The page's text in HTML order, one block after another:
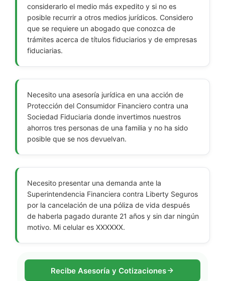
considerarlo el medio más expedito y si no es
posible recurrir a otros medios jurídicos. Considero
que se requiere un abogado que conozca de
trámites acerca de títulos fiduciarios y de empresas
fiduciarias.
Necesito una asesoría jurídica en una acción de
Protección del Consumidor Financiero contra una
Sociedad Fiduciaria donde invertimos nuestros
ahorros tres personas de una familia y no ha sido
posible que se nos devuelvan.
Necesito presentar una demanda ante la
Superintendencia Financiera contra Liberty Seguros
por la cancelación de una póliza de vida después
de haberla pagado durante 21 años y sin dar ningún
motivo. Mi celular es XXXXXX.
Recibe Asesoría y Cotizaciones